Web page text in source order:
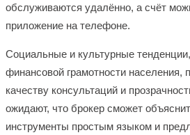
обслуживаются удалённо, а счёт
приложение на телефоне.
Социальные и культурные
финансовой грамотности населения,
качеству консультаций и
ожидают, что брокер сможет
инструменты простым языком и